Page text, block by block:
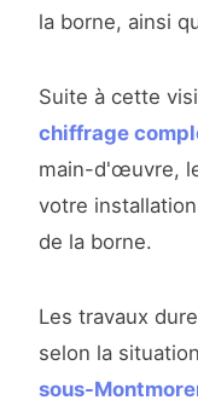
la borne, ainsi
Suite à cette
chiffrage
main-d'œuvre,
votre
de la borne.
Les travaux
selon la
sous-